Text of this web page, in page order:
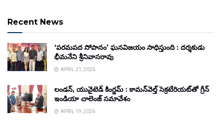
Recent News
‘పరమపద సోపానం’ ఘనవిజయం సాధిస్తుంది : దర్శకుడు
భీమనేని శ్రీనివాసరావు
APRIL 21, 2026
లండన్, యునైటెడ్ కింగ్డమ్ : కామన్‌వెల్త్ సెక్రటేరియట్‌తో గ్రీన్
ఇండియా చాలెంజ్ సమావేశం
APRIL 19, 2026